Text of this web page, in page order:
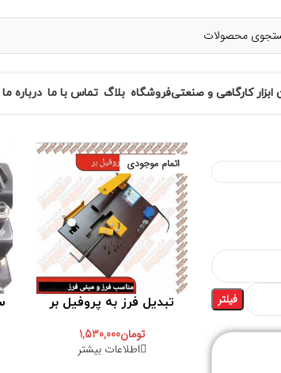
ابزار کارگاهی و صنعتیفروشگاه بلاگ تماس با ما درباره ما
فیلتر
اتمام موجودی
تبدیل فرز به پروفیل بر
تومان1,530,000
اطلاعات بیشتر